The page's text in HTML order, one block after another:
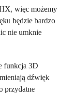
więc możemy
będzie bardzo
nie umknie
funkcja 3D
dźwięk
przydatne